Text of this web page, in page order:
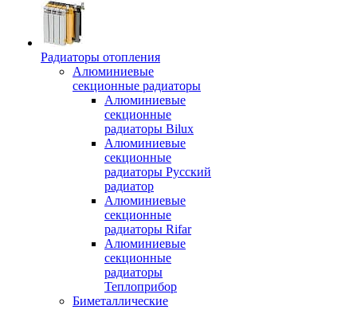
Радиаторы отопления
Алюминиевые
секционные радиаторы
Алюминиевые
секционные
радиаторы Bilux
Алюминиевые
секционные
радиаторы Русский
радиатор
Алюминиевые
секционные
радиаторы Rifar
Алюминиевые
секционные
радиаторы
Теплоприбор
Биметаллические